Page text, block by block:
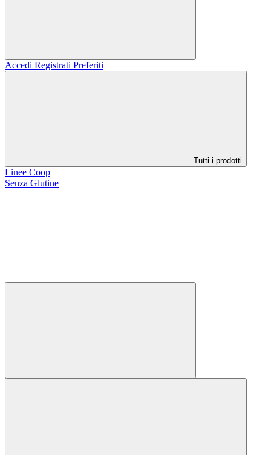
Accedi Registrati Preferiti
Tutti i prodotti
Linee Coop
Senza Glutine